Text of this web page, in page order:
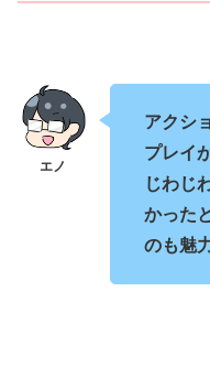
アクシ
プレイ
じわじ
かった
のも魅